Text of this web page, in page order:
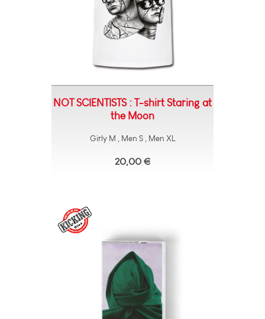
NOT SCIENTISTS : T-shirt Staring at
the Moon
Girly M , Men S , Men XL
20,00 €